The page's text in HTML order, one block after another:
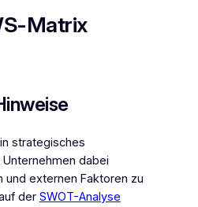
Matrix
strategisches
dabei
und externen Faktoren zu
der SWOT-Analyse